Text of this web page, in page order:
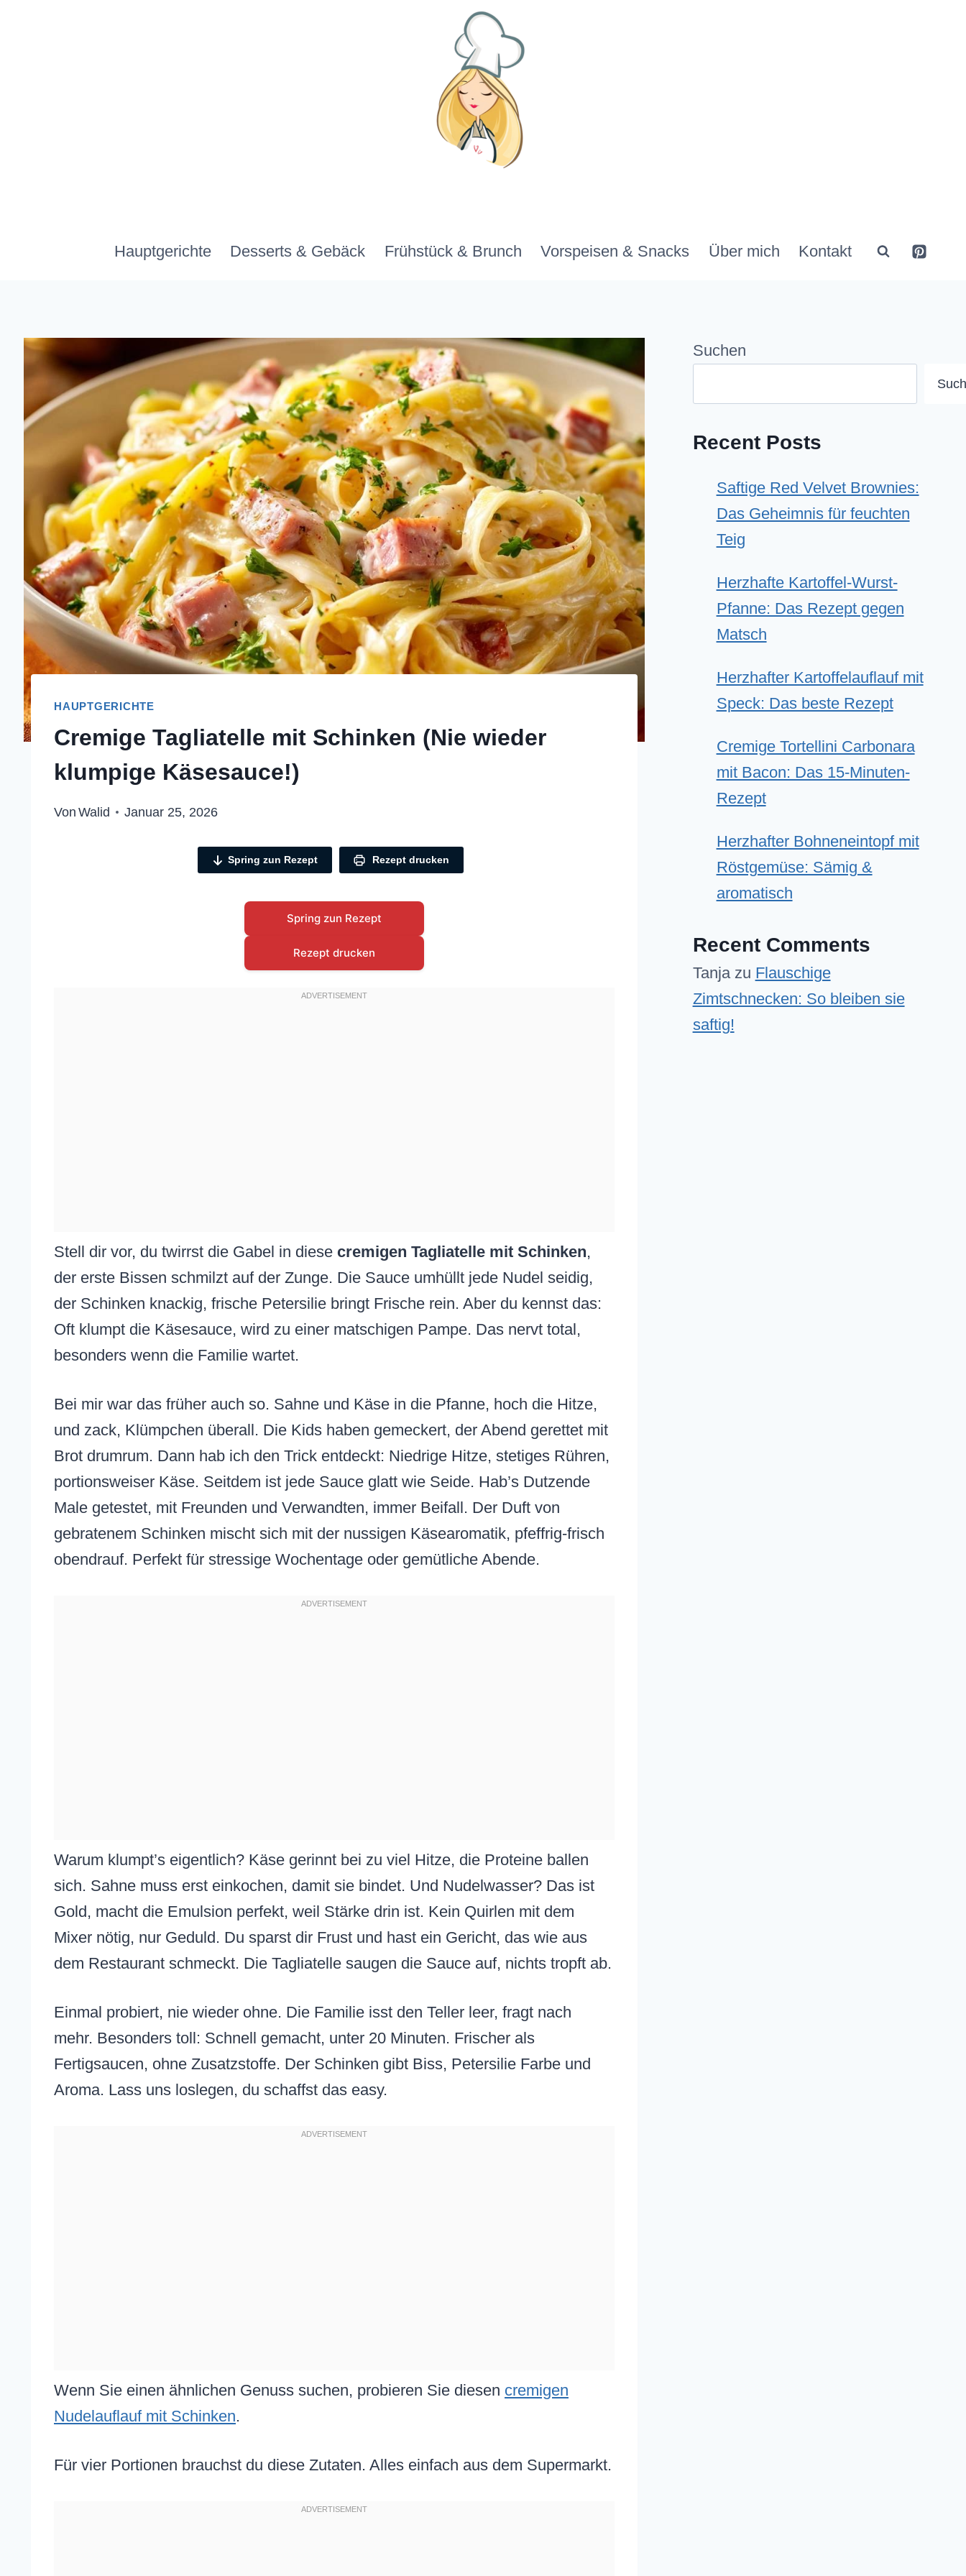
Hauptgerichte Desserts & Gebäck Frühstück & Brunch Vorspeisen & Snacks Über mich Kontakt
HAUPTGERICHTE
Cremige Tagliatelle mit Schinken (Nie wieder
klumpige Käsesauce!)
Von Walid Januar 25, 2026
Spring zun Rezept Rezept drucken
Spring zun Rezept
Rezept drucken
Stell dir vor, du twirrst die Gabel in diese cremigen Tagliatelle mit Schinken,
der erste Bissen schmilzt auf der Zunge. Die Sauce umhüllt jede Nudel seidig,
der Schinken knackig, frische Petersilie bringt Frische rein. Aber du kennst das:
Oft klumpt die Käsesauce, wird zu einer matschigen Pampe. Das nervt total,
besonders wenn die Familie wartet.
Bei mir war das früher auch so. Sahne und Käse in die Pfanne, hoch die Hitze,
und zack, Klümpchen überall. Die Kids haben gemeckert, der Abend gerettet mit
Brot drumrum. Dann hab ich den Trick entdeckt: Niedrige Hitze, stetiges Rühren,
portionsweiser Käse. Seitdem ist jede Sauce glatt wie Seide. Hab’s Dutzende
Male getestet, mit Freunden und Verwandten, immer Beifall. Der Duft von
gebratenem Schinken mischt sich mit der nussigen Käsearomatik, pfeffrig-frisch
obendrauf. Perfekt für stressige Wochentage oder gemütliche Abende.
Warum klumpt’s eigentlich? Käse gerinnt bei zu viel Hitze, die Proteine ballen
sich. Sahne muss erst einkochen, damit sie bindet. Und Nudelwasser? Das ist
Gold, macht die Emulsion perfekt, weil Stärke drin ist. Kein Quirlen mit dem
Mixer nötig, nur Geduld. Du sparst dir Frust und hast ein Gericht, das wie aus
dem Restaurant schmeckt. Die Tagliatelle saugen die Sauce auf, nichts tropft ab.
Einmal probiert, nie wieder ohne. Die Familie isst den Teller leer, fragt nach
mehr. Besonders toll: Schnell gemacht, unter 20 Minuten. Frischer als
Fertigsaucen, ohne Zusatzstoffe. Der Schinken gibt Biss, Petersilie Farbe und
Aroma. Lass uns loslegen, du schaffst das easy.
Wenn Sie einen ähnlichen Genuss suchen, probieren Sie diesen cremigen
Nudelauflauf mit Schinken.
Für vier Portionen brauchst du diese Zutaten. Alles einfach aus dem Supermarkt.
Suchen
Recent Posts
Saftige Red Velvet Brownies:
Das Geheimnis für feuchten
Teig
Herzhafte Kartoffel-Wurst-
Pfanne: Das Rezept gegen
Matsch
Herzhafter Kartoffelauflauf mit
Speck: Das beste Rezept
Cremige Tortellini Carbonara
mit Bacon: Das 15-Minuten-
Rezept
Herzhafter Bohneneintopf mit
Röstgemüse: Sämig &
aromatisch
Recent Comments
Tanjazu Flauschige
Zimtschnecken: So bleiben sie
saftig!